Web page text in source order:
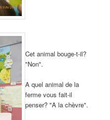
Cet animal bouge-t-il?
"Non".
A quel animal de la
ferme vous fait-il
penser? "A la chèvre".